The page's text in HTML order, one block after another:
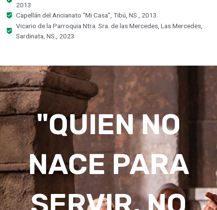
2013
Capellán del Ancianato “Mi Casa”, Tibú, NS., 2013
Vicario de la Parroquia Ntra. Sra. de las Mercedes, Las Mercedes,
Sardinata, NS., 2023
"QUIEN NO
NACE PARA